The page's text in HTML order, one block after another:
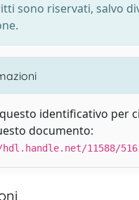
sono riservati, salvo
identificativo per
documento:
11588/